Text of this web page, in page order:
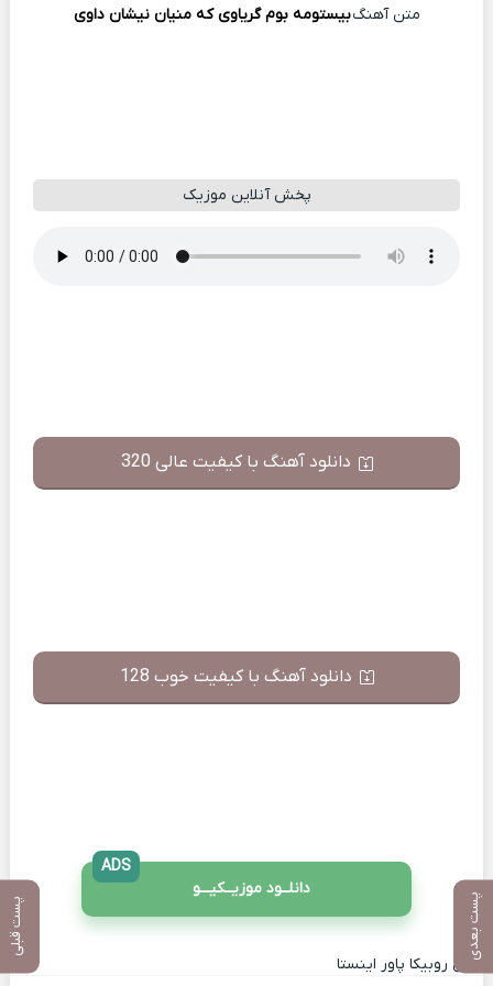
پست بعدی پست قبلی
متن آهنگبیستومە بوم گریاوی کە منیان نیشان داوی
پخش آنلاین موزیک
دانلود آهنگ با کیفیت عالی 320
دانلود آهنگ با کیفیت خوب 128
دانلــود موزیــکیـــو
ADS
کانال روبیکا پاور اینستا